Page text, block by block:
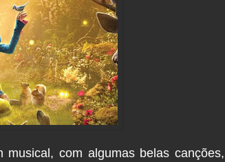
com algumas belas canções,